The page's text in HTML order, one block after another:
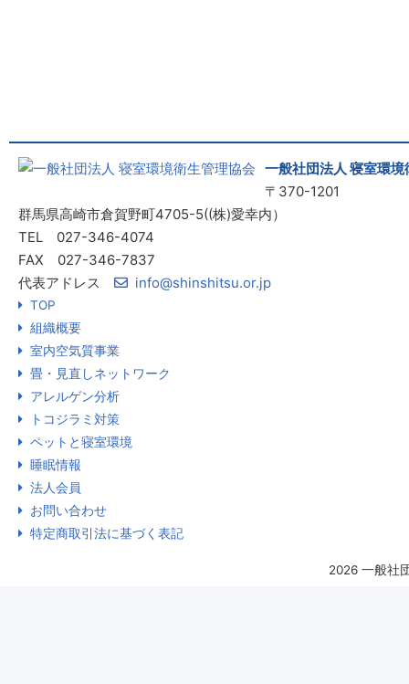
一般社団法人 寝室環
〒370-1201
群馬県高崎市倉賀野町4705-5((株)愛幸内）
TEL 027-346-4074
FAX 027-346-7837
代表アドレス
info@shinshitsu.or.jp
TOP
組織概要
室内空気質事業
畳・見直しネットワーク
アレルゲン分析
トコジラミ対策
ペットと寝室環境
睡眠情報
法人会員
お問い合わせ
特定商取引法に基づく表記
2026 一般社